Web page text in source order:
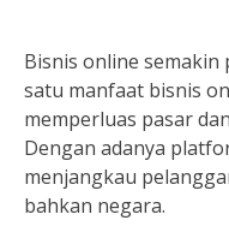
Bisnis online semakin
satu manfaat bisnis
memperluas pasar
Dengan adanya
menjangkau
bahkan negara.